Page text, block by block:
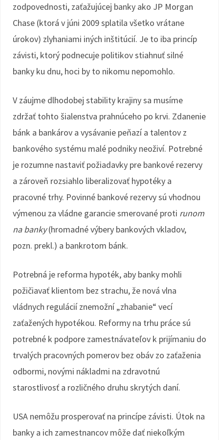
zodpovednosti, zaťažujúcej banky ako JP Morgan
Chase (ktorá v júni 2009 splatila všetko vrátane
úrokov) zlyhaniami iných inštitúcií. Je to iba princíp
závisti, ktorý podnecuje politikov stiahnuť silné
banky ku dnu, hoci by to nikomu nepomohlo.
V záujme dlhodobej stability krajiny sa musíme
zdržať tohto šialenstva prahnúceho po krvi. Zdanenie
bánk a bankárov a vysávanie peňazí a talentov z
bankového systému malé podniky neoživí. Potrebné
je rozumne nastaviť požiadavky pre bankové rezervy
a zároveň rozsiahlo liberalizovať hypotéky a
pracovné trhy. Povinné bankové rezervy sú vhodnou
výmenou za vládne garancie smerované proti runom
na banky(hromadné výbery bankových vkladov,
pozn. prekl.) a bankrotom bánk.
Potrebná je reforma hypoték, aby banky mohli
požičiavať klientom bez strachu, že nová vlna
vládnych regulácií znemožní „zhabanie“ vecí
zaťažených hypotékou. Reformy na trhu práce sú
potrebné k podpore zamestnávateľov k prijímaniu do
trvalých pracovných pomerov bez obáv zo zaťaženia
odbormi, novými nákladmi na zdravotnú
starostlivosť a rozličného druhu skrytých daní.
USA nemôžu prosperovať na princípe závisti. Útok na
banky a ich zamestnancov môže dať niekoľkým